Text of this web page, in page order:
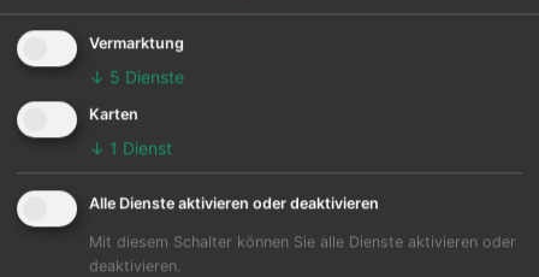
Vermarktung
↓ 5 Dienste
Karten
↓ 1 Dienst
Alle Dienste aktivieren oder deaktivieren
Mit diesem Schalter können Sie alle Dienste aktivieren oder
deaktivieren.